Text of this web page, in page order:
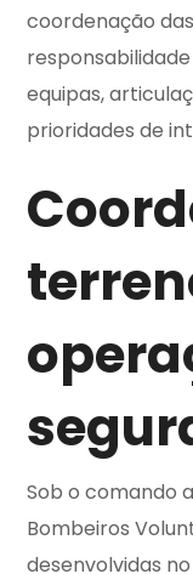
coordenação
equipas,
prioridades de
Sob o comando
Bombeiros
desenvolvidas